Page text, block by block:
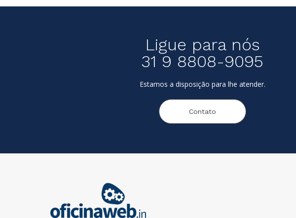
Ligue para nós
31 9 8808-9095
Estamos a disposição para lhe atender.
Contato